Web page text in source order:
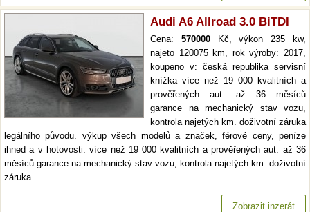
Audi A6 Allroad 3.0 BiTDI
Cena: 570000Kč, výkon 235 kw,
najeto 120075 km, rok výroby: 2017,
koupeno v: česká republika servisní
knížka více než 19 000 kvalitních a
prověřených aut. až 36 měsíců
garance na mechanický stav vozu,
kontrola najetých km. doživotní záruka
legálního původu. výkup všech modelů a značek, férové ceny, peníze
ihned a v hotovosti. více než 19 000 kvalitních a prověřených aut. až 36
měsíců garance na mechanický stav vozu, kontrola najetých km. doživotní
záruka…
Zobrazit inzerát